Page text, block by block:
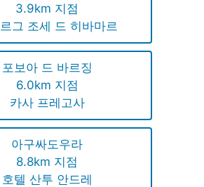
3.9km 지점
그 조세 드 히바마르
포보아 드 바르징
6.0km 지점
카사 프레고사
아구싸도우라
8.8km 지점
호텔 산투 안드레